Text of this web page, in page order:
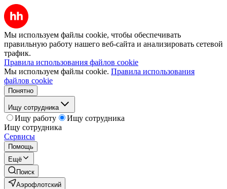
Мы используем файлы cookie, чтобы обеспечивать
правильную работу нашего веб-сайта и анализировать сетевой
трафик.
Правила использования файлов cookie
Мы используем файлы cookie. Правила использования
файлов cookie
Понятно
Ищу сотрудника
Ищу работу
Ищу сотрудника
Ищу сотрудника
Сервисы
Помощь
Ещё
Поиск
Аэрофлотский